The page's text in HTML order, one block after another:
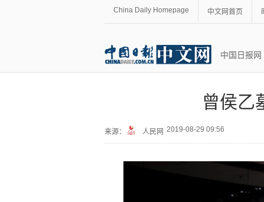
China Daily Homepage 中文网首页
中国日报网
曾侯乙
来源： 人民网 2019-08-29 09:56